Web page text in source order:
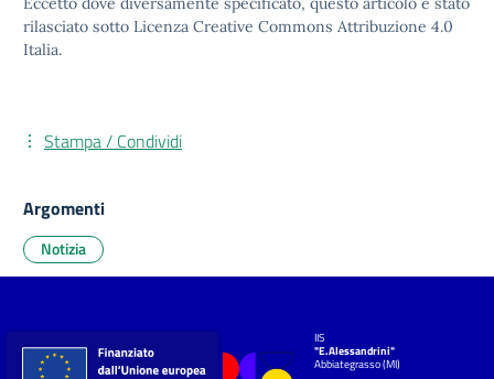
rilasciato sotto Licenza Creative Commons Attribuzione 4.0
Italia.
Stampa / Condividi
Argomenti
Notizia
IIS
"E.Alessandrini"
Abbiategrasso (MI)